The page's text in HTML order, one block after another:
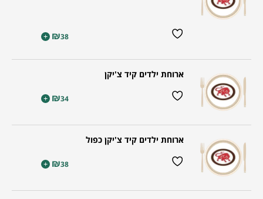
₪38
+
ארוחת ילדים קיד צ'יקן
₪34
+
ארוחת ילדים קיד צ'יקן כפול
₪38
+